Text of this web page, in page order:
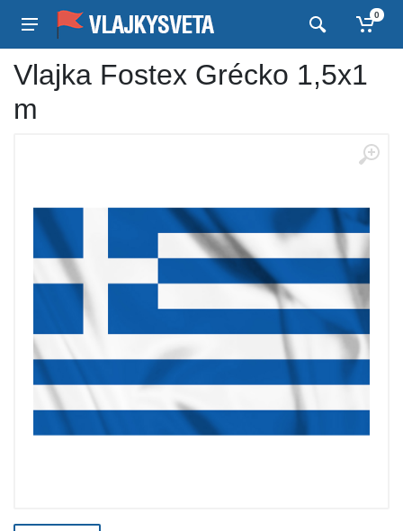
0
Vlajka Fostex Grécko 1,5x1
m